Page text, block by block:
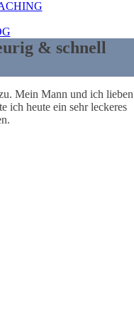
& schnell
Mein Mann und ich lieben
ich heute ein sehr leckeres